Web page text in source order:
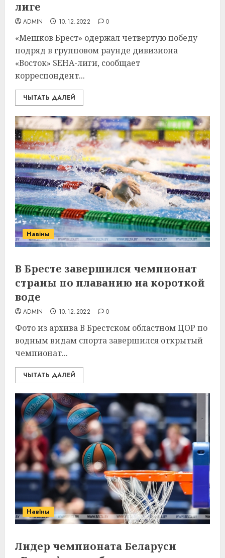
лиге
ADMIN 10.12.2022 0
«Мешков Брест» одержал четвертую победу
подряд в групповом раунде дивизиона
«Восток» SEHA-лиги, сообщает
корреспондент...
ЧЫТАТЬ ДАЛЕЙ
Навіны
В Бресте завершился чемпионат
страны по плаванию на короткой
воде
ADMIN 10.12.2022 0
Фото из архива В Брестском областном ЦОР по
водным видам спорта завершился открытый
чемпионат...
ЧЫТАТЬ ДАЛЕЙ
Навіны
Лидер чемпионата Беларуси